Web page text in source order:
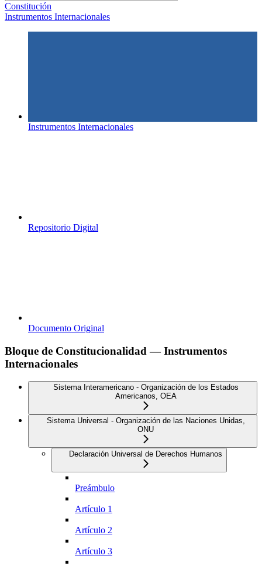
Constitución
Instrumentos Internacionales
Instrumentos Internacionales
Repositorio Digital
Documento Original
Bloque de Constitucionalidad — Instrumentos
Internacionales
Sistema Interamericano - Organización de los Estados
Americanos, OEA
Sistema Universal - Organización de las Naciones Unidas,
ONU
Declaración Universal de Derechos Humanos
Preámbulo
Artículo 1
Artículo 2
Artículo 3